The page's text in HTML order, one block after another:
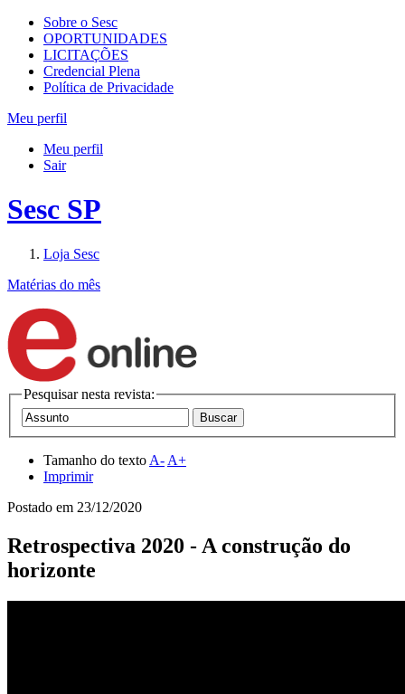
Sobre o Sesc
OPORTUNIDADES
LICITAÇÕES
Credencial Plena
Política de Privacidade
Meu perfil
Meu perfil
Sair
Sesc SP
Loja Sesc
Matérias do mês
Pesquisar nesta revista:
Tamanho do texto A- A+
Imprimir
Postado em 23/12/2020
Retrospectiva 2020 - A construção do
horizonte